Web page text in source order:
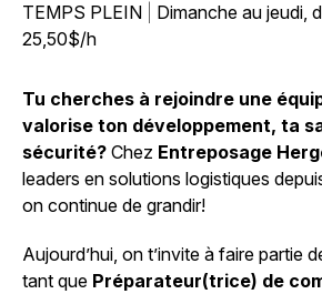
TEMPS PLEIN
Dimanche au jeudi,
25,50$/h
Tu cherches à rejoindre une
valorise ton développement, ta
sécurité? Chez Entreposage
leaders en solutions logistiques
on continue de grandir!
Aujourd’hui, on t’invite à faire partie
tant que Préparateur(trice) de